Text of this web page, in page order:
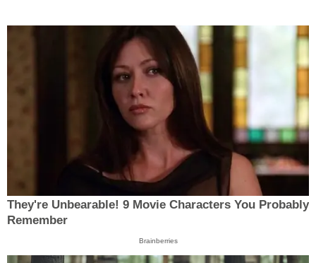
They're Unbearable! 9 Movie Characters You Probably
Remember
Brainberries